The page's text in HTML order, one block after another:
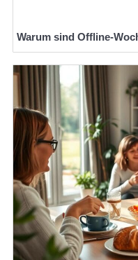
Warum sind Offline-